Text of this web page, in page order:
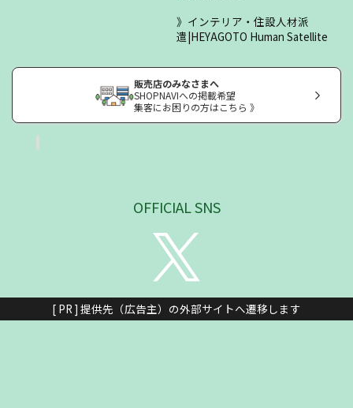
インテリア・住設人材派
遣|HEYAGOTO Human Satellite
販売店のみなさまへ
SHOPNAVIへの掲載希望
集客にお困りの方はこちら 》
OFFICIAL SNS
[ PR ] 提供先（広告主）の外部サイトへ遷移します